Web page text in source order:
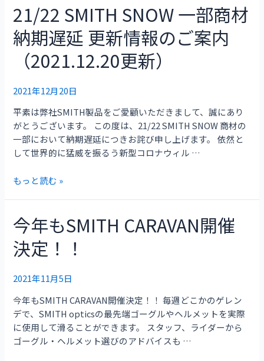
ご
案
内
（2022.1.20
21/22 SMITH SNOW 一部商材
納期遅延 更新情報のご案内
（2021.12.20更新）
2021年12月20日
平素は弊社SMITH製品をご愛顧いただきまして、誠にあり
がとうございます。 この度は、21/22 SMITH SNOW 商材の
一部において納期遅延につきお詫び申し上げます。 依然と
して世界的に猛威を振るう新型コロナウィル …
21/22
SMITH
SNOW
一
材
期
遅
延
更
情
報
ご
案
内
更
新）
もっと読む »
今年もSMITH CARAVAN開催
決定！！
2021年11月5日
今年もSMITH CARAVAN開催決定！！ 毎週どこかのゲレン
デで、SMITH opticsの最先端ゴーグルやヘルメットを実際
に使用して滑ることができます。 スタッフ、ライダーから
ゴーグル・ヘルメット選びのアドバイスも …
今
も
SMITH
CARAVAN
催
決
定！！